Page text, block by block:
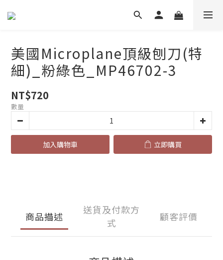
美國Microplane頂級刨刀(特
細)_粉綠色_MP46702-3
NT$720
數量
加入購物車 立即購買
商品描述
送貨及付款方
式
顧客評價